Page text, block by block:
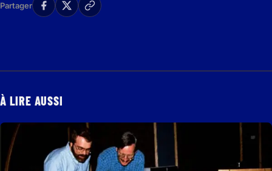
Partager
À LIRE AUSSI